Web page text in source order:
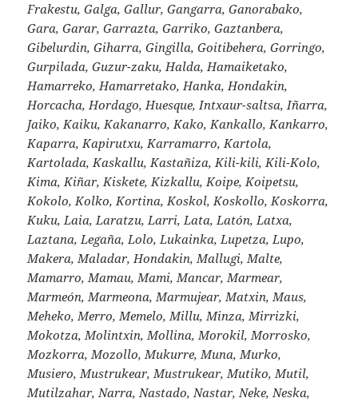
Frakestu, Galga, Gallur, Gangarra, Ganorabako,
Gara, Garar, Garrazta, Garriko, Gaztanbera,
Gibelurdin, Giharra, Gingilla, Goitibehera, Gorringo,
Gurpilada, Guzur-zaku, Halda, Hamaiketako,
Hamarreko, Hamarretako, Hanka, Hondakin,
Horcacha, Hordago, Huesque, Intxaur-saltsa, Iñarra,
Jaiko, Kaiku, Kakanarro, Kako, Kankallo, Kankarro,
Kaparra, Kapirutxu, Karramarro, Kartola,
Kartolada, Kaskallu, Kastañiza, Kili-kili, Kili-Kolo,
Kima, Kiñar, Kiskete, Kizkallu, Koipe, Koipetsu,
Kokolo, Kolko, Kortina, Koskol, Koskollo, Koskorra,
Kuku, Laia, Laratzu, Larri, Lata, Latón, Latxa,
Laztana, Legaña, Lolo, Lukainka, Lupetza, Lupo,
Makera, Maladar, Hondakin, Mallugi, Malte,
Mamarro, Mamau, Mami, Mancar, Marmear,
Marmeón, Marmeona, Marmujear, Matxin, Maus,
Meheko, Merro, Memelo, Millu, Minza, Mirrizki,
Mokotza, Molintxin, Mollina, Morokil, Morrosko,
Mozkorra, Mozollo, Mukurre, Muna, Murko,
Musiero, Mustrukear, Mustrukear, Mutiko, Mutil,
Mutilzahar, Narra, Nastado, Nastar, Neke, Neska,